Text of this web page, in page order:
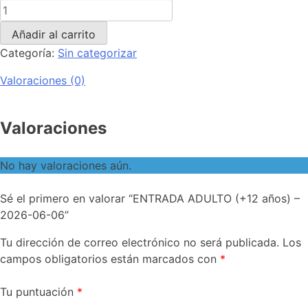
Añadir al carrito
Categoría: Sin categorizar
Valoraciones (0)
Valoraciones
No hay valoraciones aún.
Sé el primero en valorar “ENTRADA ADULTO (+12 años) –
2026-06-06”
Tu dirección de correo electrónico no será publicada. Los
campos obligatorios están marcados con *
Tu puntuación *